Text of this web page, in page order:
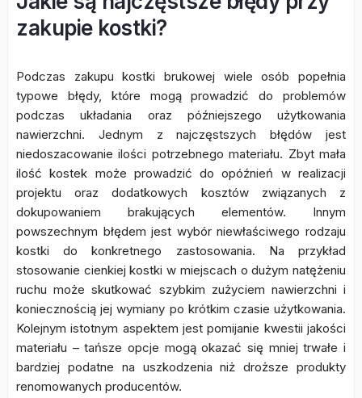
zakupie kostki?
Podczas zakupu kostki brukowej wiele osób popełnia
typowe błędy, które mogą prowadzić do problemów
podczas układania oraz późniejszego użytkowania
nawierzchni. Jednym z najczęstszych błędów jest
niedoszacowanie ilości potrzebnego materiału. Zbyt mała
ilość kostek może prowadzić do opóźnień w realizacji
projektu oraz dodatkowych kosztów związanych z
dokupowaniem brakujących elementów. Innym
powszechnym błędem jest wybór niewłaściwego rodzaju
kostki do konkretnego zastosowania. Na przykład
stosowanie cienkiej kostki w miejscach o dużym natężeniu
ruchu może skutkować szybkim zużyciem nawierzchni i
koniecznością jej wymiany po krótkim czasie użytkowania.
Kolejnym istotnym aspektem jest pomijanie kwestii jakości
materiału – tańsze opcje mogą okazać się mniej trwałe i
bardziej podatne na uszkodzenia niż droższe produkty
renomowanych producentów.